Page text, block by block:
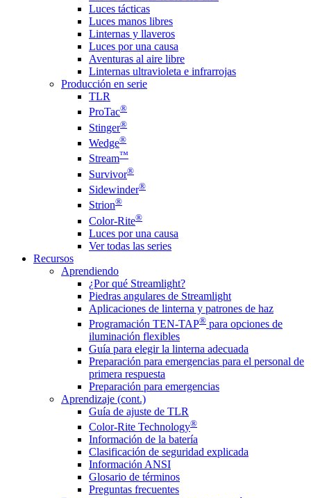
Luces tácticas
Luces manos libres
Linternas y llaveros
Luces por una causa
Aventuras al aire libre
Linternas ultravioleta e infrarrojas
Producción en serie
TLR
ProTac®
Stinger®
Wedge®
Stream™
Survivor®
Sidewinder®
Strion®
Color-Rite®
Luces por una causa
Ver todas las series
Recursos
Aprendiendo
¿Por qué Streamlight?
Piedras angulares de Streamlight
Aplicaciones de linterna y patrones de haz
Programación TEN-TAP® para opciones de
iluminación flexibles
Guía para elegir la linterna adecuada
Preparación para emergencias para el personal de
primera respuesta
Preparación para emergencias
Aprendizaje (cont.)
Guía de ajuste de TLR
Color-Rite Technology®
Información de la batería
Clasificación de seguridad explicada
Información ANSI
Glosario de términos
Preguntas frecuentes